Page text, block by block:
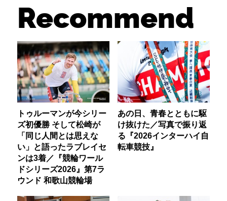
Recommend
トゥルーマンが今シリー
ズ初優勝 そして松崎が
「同じ人間とは思えな
い」と語ったラブレイセ
ンは3着／『競輪ワール
ドシリーズ2026』第7ラ
ウンド 和歌山競輪場
あの日、青春とともに駆
け抜けた／写真で振り返
る『2026インターハイ自
転車競技』